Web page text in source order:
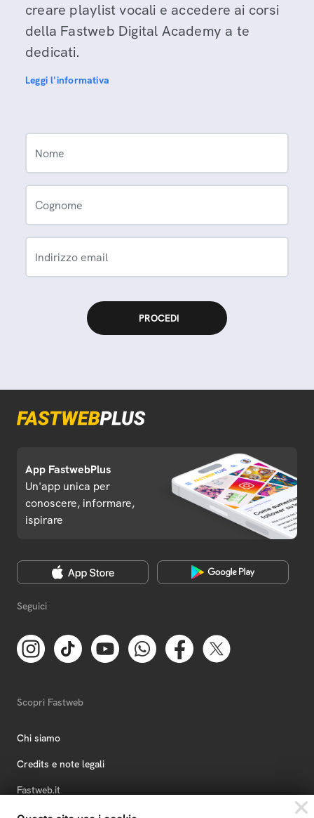
creare playlist vocali e accedere ai corsi
della Fastweb Digital Academy a te
dedicati.
Leggi l'informativa
Nome
Cognome
Indirizzo email
App FastwebPlus
Un'app unica per
conoscere, informare,
ispirare
Seguici
Scopri Fastweb
Chi siamo
Credits e note legali
Fastweb.it